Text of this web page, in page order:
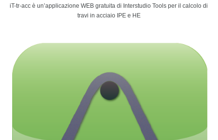
iT-tr-acc è un’applicazione WEB gratuita di Interstudio Tools per il calcolo di
travi in acciaio IPE e HE